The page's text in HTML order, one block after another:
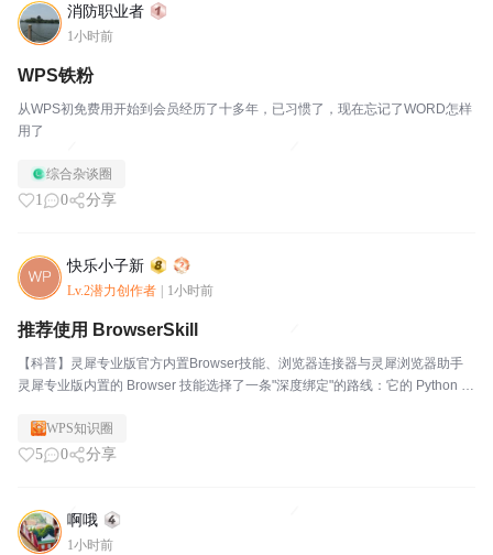
消防职业者
1小时前
WPS铁粉
从WPS初免费用开始到会员经历了十多年，已习惯了，现在忘记了WORD怎样
用了
综合杂谈圈
1 0 分享
快乐小子新
Lv.2潜力创作者 1小时前
推荐使用 BrowserSkill
【科普】灵犀专业版官方内置Browser技能、浏览器连接器与灵犀浏览器助手
灵犀专业版内置的 Browser 技能选择了一条"深度绑定"的路线：它的 Python 层
客户端，...
WPS知识圈
5 0 分享
啊哦
1小时前